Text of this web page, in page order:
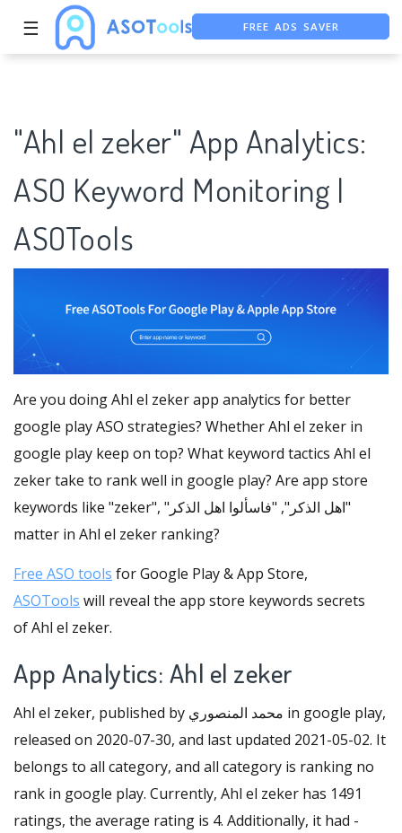
☰ FREE ADS SAVER
FREE ASO TOOL
"Ahl el zeker" App Analytics:
ASO Keyword Monitoring |
ASOTools
Are you doing Ahl el zeker app analytics for better
google play ASO strategies? Whether Ahl el zeker in
google play keep on top? What keyword tactics Ahl el
zeker take to rank well in google play? Are app store
keywords like "zeker", "اهل الذكر", "فاسألوا اهل الذكر"
matter in Ahl el zeker ranking?
Free ASO tools for Google Play & App Store,
ASOTools will reveal the app store keywords secrets
of Ahl el zeker.
App Analytics: Ahl el zeker
Ahl el zeker, published by محمد المنصوري in google play,
released on 2020-07-30, and last updated 2021-05-02. It
belongs to all category, and all category is ranking no
rank in google play. Currently, Ahl el zeker has 1491
ratings, the average rating is 4. Additionally, it had -